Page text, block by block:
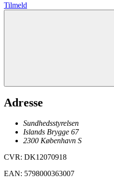
Tilmeld
Adresse
Sundhedsstyrelsen
Islands Brygge 67
2300 København S
CVR: DK12070918
EAN: 5798000363007